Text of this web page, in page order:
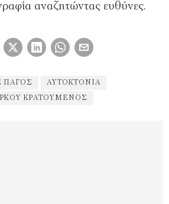
αναζητώντας ευθύνες.
ΠΆΓΟΣ ΑΥΤΟΚΤΟΝΙΑ
ΚΡΑΤΟΎΜΕΝΟΣ